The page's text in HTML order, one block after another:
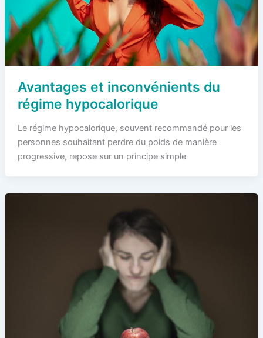
Avantages et inconvénients du
régime hypocalorique
Le régime hypocalorique, souvent recommandé pour les
personnes souhaitant perdre du poids de manière
progressive, repose sur un principe simple